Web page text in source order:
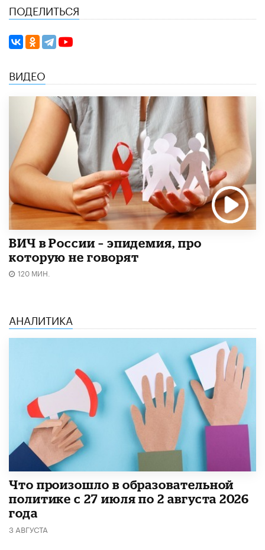
ПОДЕЛИТЬСЯ
ВИДЕО
ВИЧ в России – эпидемия, про
которую не говорят
120 МИН.
АНАЛИТИКА
​Что произошло в образовательной
политике с 27 июля по 2 августа 2026
года
3 АВГУСТА